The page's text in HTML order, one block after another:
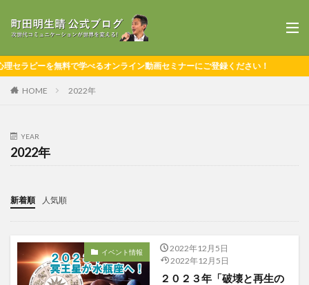
ーを無料で学べるオンライン動画セミナーにご登録ください！
HOME 2022年
YEAR
2022年
新着順 人気順
イベント情報
2022年12月5日
2022年12月5日
２０２３年「破壊と再生の